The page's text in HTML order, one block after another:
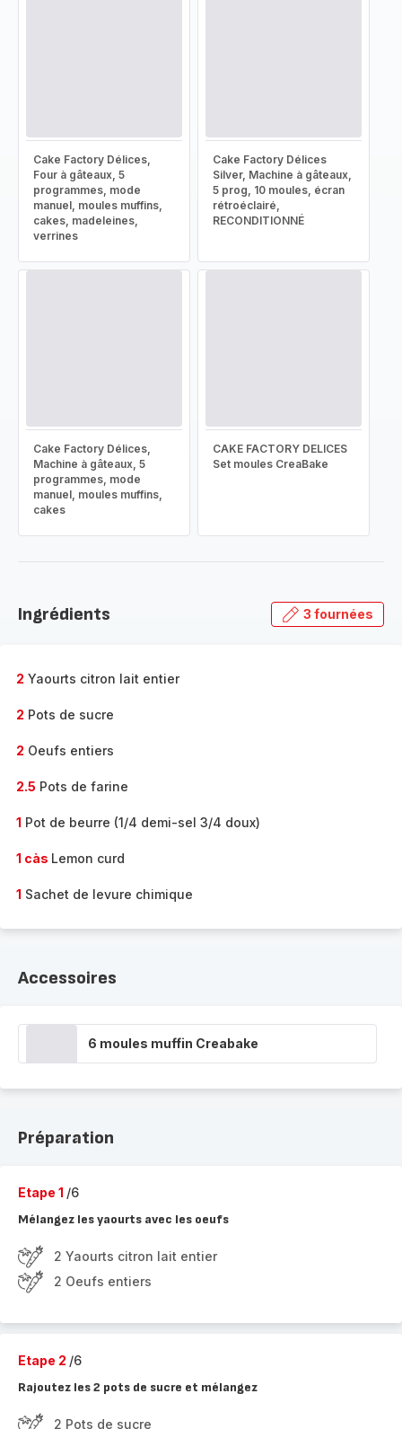
Cake Factory Délices,
Four à gâteaux, 5
programmes, mode
manuel, moules muffins,
cakes, madeleines,
verrines
Cake Factory Délices
Silver, Machine à gâteaux,
5 prog, 10 moules, écran
rétroéclairé,
RECONDITIONNÉ
Cake Factory Délices,
Machine à gâteaux, 5
programmes, mode
manuel, moules muffins,
cakes
CAKE FACTORY DELICES
Set moules CreaBake
Ingrédients 3 fournées
2 Yaourts citron lait entier
2 Pots de sucre
2 Oeufs entiers
2.5 Pots de farine
1 Pot de beurre (1/4 demi-sel 3/4 doux)
1 càs Lemon curd
1 Sachet de levure chimique
Accessoires
6 moules muffin Creabake
Préparation
Etape 1 /6
Mélangez les yaourts avec les oeufs
2 Yaourts citron lait entier
2 Oeufs entiers
Etape 2 /6
Rajoutez les 2 pots de sucre et mélangez
2 Pots de sucre